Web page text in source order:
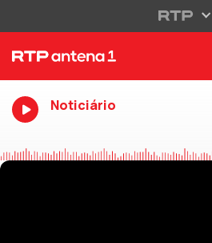
Noticiário